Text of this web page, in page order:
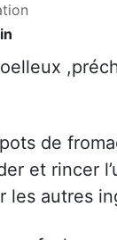
de
et rincer
les autres